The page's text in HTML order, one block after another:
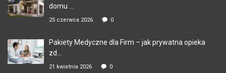
domu ...
25 czerwca 2026 0
Pakiety Medyczne dla Firm – jak prywatna opieka
zd...
21 kwietnia 2026 0